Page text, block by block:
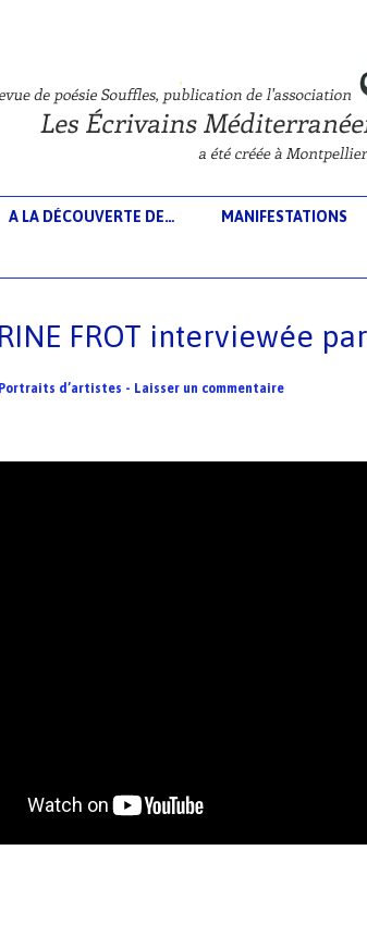
Aller au contenu principal
A LA DÉCOUVERTE DE… MANIFESTATIONS
FROT interviewée
Portraits d’artistes - Laisser un commentaire